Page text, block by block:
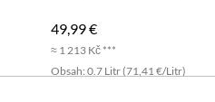
49,99 €
≈ 1 213 Kč ***
Obsah: 0.7 Litr (71,41 €/Litr)